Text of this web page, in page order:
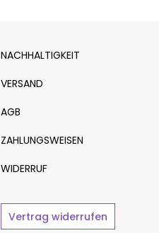
NACHHALTIGKEIT
VERSAND
AGB
ZAHLUNGSWEISEN
WIDERRUF
Vertrag widerrufen